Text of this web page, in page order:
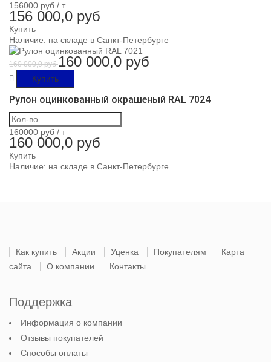
156000 руб / т
156 000,0 руб
Купить
Наличие: на складе в Санкт-Петербурге
160 000,0 руб160 000,0 руб
Купить
Рулон оцинкованный окрашеный RAL 7024
160000 руб / т
160 000,0 руб
Купить
Наличие: на складе в Санкт-Петербурге
Как купить Акции Уценка Покупателям
Карта
сайта
О компании Контакты
Поддержка
Информация о компании
Отзывы покупателей
Способы оплаты